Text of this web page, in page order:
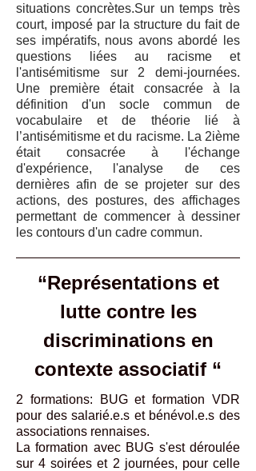
situations concrètes.Sur un temps très
court, imposé par la structure du fait de
ses impératifs, nous avons abordé les
questions liées au racisme et
l'antisémitisme sur 2 demi-journées.
Une première était consacrée à la
définition d'un socle commun de
vocabulaire et de théorie lié à
l’antisémitisme et du racisme. La 2ième
était consacrée à l'échange
d'expérience, l'analyse de ces
dernières afin de se projeter sur des
actions, des postures, des affichages
permettant de commencer à dessiner
les contours d'un cadre commun.
“Représentations et
lutte contre les
discriminations en
contexte associatif “
2 formations: BUG et formation VDR
pour des salarié.e.s et bénévol.e.s des
associations rennaises.
La formation avec BUG s'est déroulée
sur 4 soirées et 2 journées, pour celle